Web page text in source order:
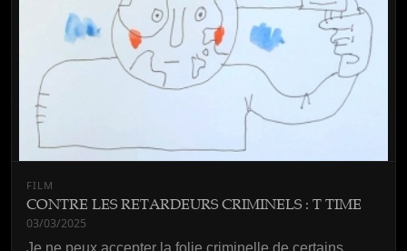
FILM
CONTRE LES RETARDEURS CRIMINELS : T TIME
03/03/2025
Je ne peux accepter la folie criminelle de certains